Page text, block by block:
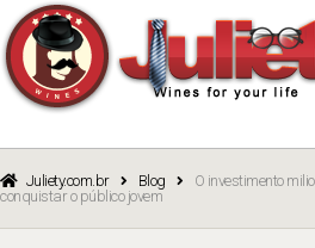
navigation
content
Juliety.com.br Blog
O investimento
conquistar o público jovem